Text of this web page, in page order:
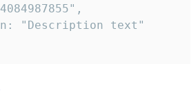
"Description text"